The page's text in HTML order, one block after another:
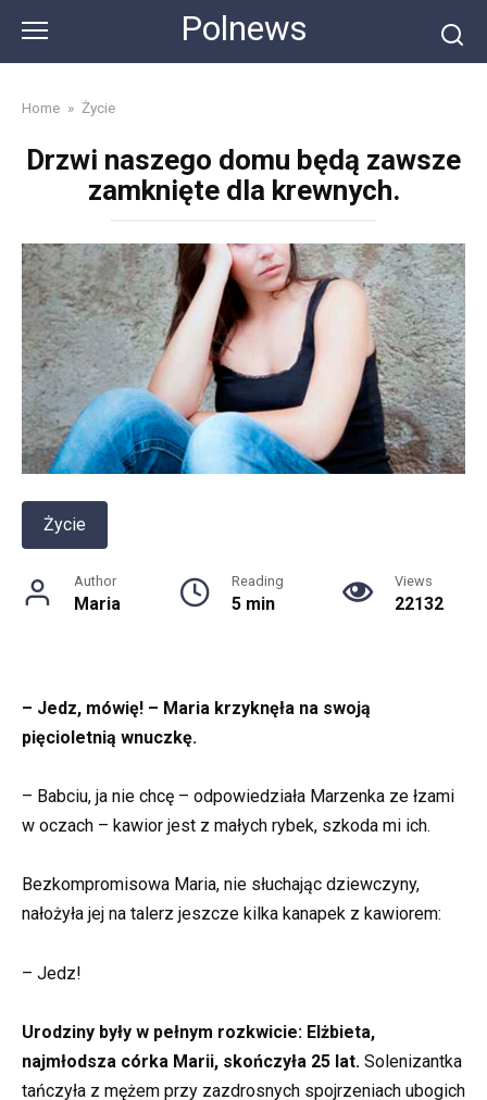
content
Polnews
Home » Życie
Drzwi naszego domu będą zawsze
zamknięte dla krewnych.
Życie
Author
Maria
Reading
5 min
Views
22132
– Jedz, mówię! – Maria krzyknęła na swoją
pięcioletnią wnuczkę.
– Babciu, ja nie chcę – odpowiedziała Marzenka ze łzami
w oczach – kawior jest z małych rybek, szkoda mi ich.
Bezkompromisowa Maria, nie słuchając dziewczyny,
nałożyła jej na talerz jeszcze kilka kanapek z kawiorem:
– Jedz!
Urodziny były w pełnym rozkwicie: Elżbieta,
najmłodsza córka Marii, skończyła 25 lat. Solenizantka
tańczyła z mężem przy zazdrosnych spojrzeniach ubogich